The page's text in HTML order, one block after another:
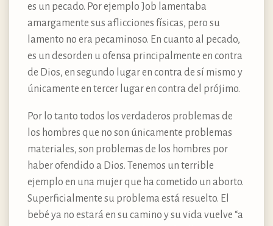
es un pecado. Por ejemplo Job lamentaba
amargamente sus aflicciones físicas, pero su
lamento no era pecaminoso. En cuanto al pecado,
es un desorden u ofensa principalmente en contra
de Dios, en segundo lugar en contra de sí mismo y
únicamente en tercer lugar en contra del prójimo.
Por lo tanto todos los verdaderos problemas de
los hombres que no son únicamente problemas
materiales, son problemas de los hombres por
haber ofendido a Dios. Tenemos un terrible
ejemplo en una mujer que ha cometido un aborto.
Superficialmente su problema está resuelto. El
bebé ya no estará en su camino y su vida vuelve “a